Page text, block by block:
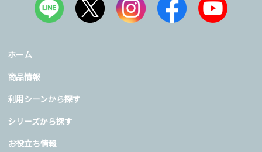
ホーム
商品情報
利用シーンから探す
シリーズから探す
お役立ち情報